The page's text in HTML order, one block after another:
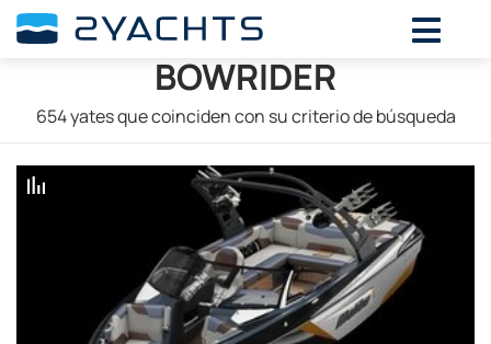
BOWRIDER
654yates que coinciden con su criterio de búsqueda